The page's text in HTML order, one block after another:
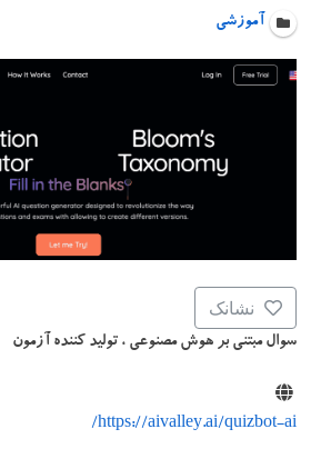
آموزشی
نشانک
سوال مبتنی بر هوش مصنوعی ، تولید کننده آزمون
https://aivalley.ai/quizbot-ai/